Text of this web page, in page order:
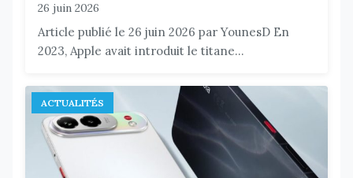
26 juin 2026
Article publié le 26 juin 2026 par YounesD En
2023, Apple avait introduit le titane...
ACTUALITÉS